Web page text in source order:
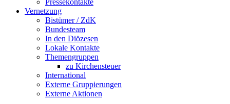
Pressekontakte
Vernetzung
Bistümer / ZdK
Bundesteam
In den Diözesen
Lokale Kontakte
Themengruppen
zu Kirchensteuer
International
Externe Gruppierungen
Externe Aktionen